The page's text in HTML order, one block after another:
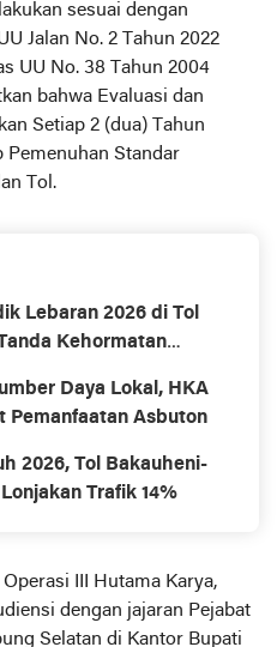
sesuai dengan
Jalan No. 2 Tahun 2022
UU No. 38 Tahun 2004
bahwa Evaluasi dan
Setiap 2 (dua) Tahun
Pemenuhan Standar
Tol.
Lebaran 2026 di Tol
Kehormatan
Daya Lokal, HKA
Pemanfaatan Asbuton
2026, Tol Bakauheni-
Trafik 14%
III Hutama Karya,
dengan jajaran Pejabat
Selatan di Kantor Bupati